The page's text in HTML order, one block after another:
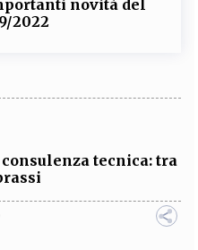
novità del
2022
tecnica: tra